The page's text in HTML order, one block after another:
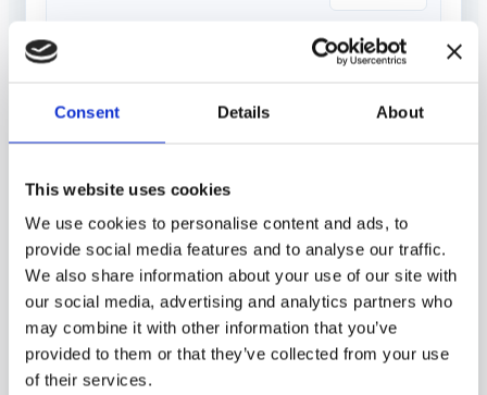
Consent Details About
This website uses cookies
We use cookies to personalise content and ads, to
provide social media features and to analyse our traffic.
We also share information about your use of our site with
our social media, advertising and analytics partners who
may combine it with other information that you’ve
provided to them or that they’ve collected from your use
of their services.
RESULTATER PER MÅNED
ØKT OMSETNING (MND)
0 Ekstra ordrer (mnd)